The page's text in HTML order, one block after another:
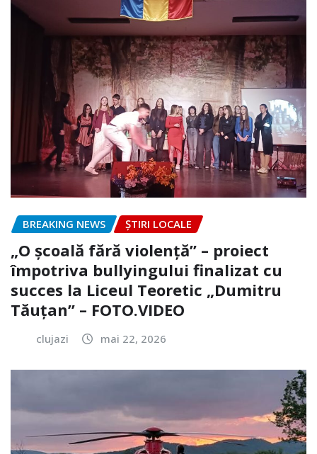
BREAKING NEWS ȘTIRI LOCALE
„O școală fără violență” – proiect
împotriva bullyingului finalizat cu
succes la Liceul Teoretic „Dumitru
Tăuțan” – FOTO.VIDEO
clujazi mai 22, 2026